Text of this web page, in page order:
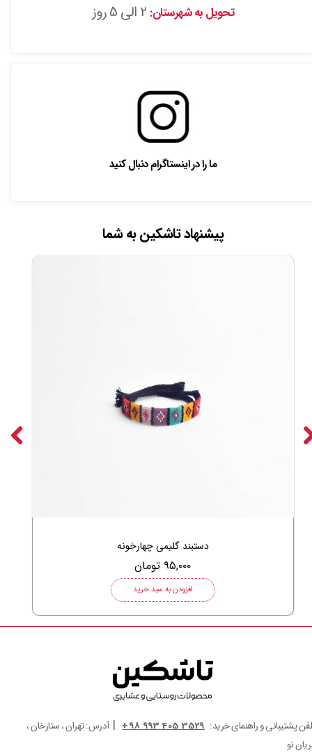
تحویل به شهرستان: 2 الی 5 روز
ما را در اینستاگرام دنبال کنید
پیشنهاد تاشکین به شما
دستبند گلیمی چهارخونه
۹۵,۰۰۰ تومان
افزودن به سبد خرید
پشتیبانی و راهنمای خرید: 3529 405 993 98+
| آدرس: تهران ، ستارخان ،
نو